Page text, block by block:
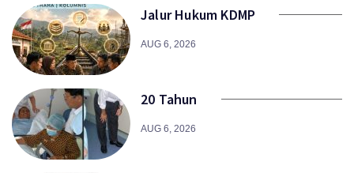
Jalur Hukum KDMP
AUG 6, 2026
20 Tahun
AUG 6, 2026